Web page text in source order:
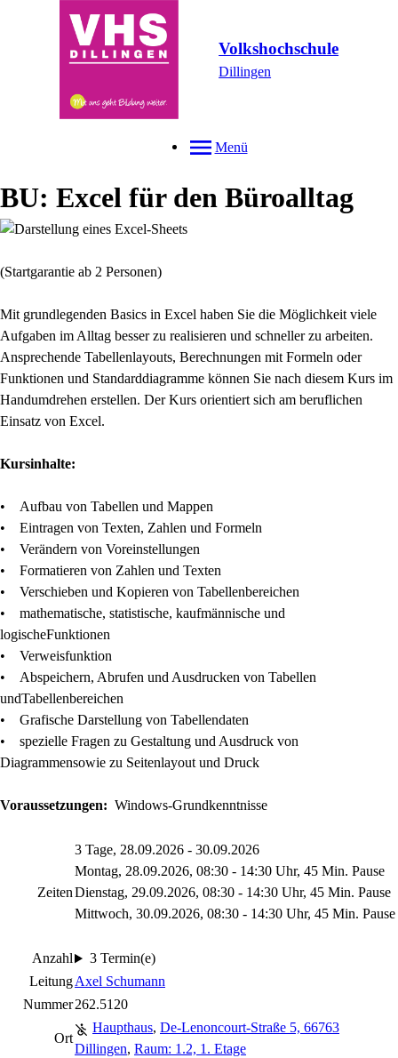
Volkshochschule
Dillingen
Menü
BU: Excel für den Büroalltag
(Startgarantie ab 2 Personen)
Mit grundlegenden Basics in Excel haben Sie die Möglichkeit viele
Aufgaben im Alltag besser zu realisieren und schneller zu arbeiten.
Ansprechende Tabellenlayouts, Berechnungen mit Formeln oder
Funktionen und Standarddiagramme können Sie nach diesem Kurs im
Handumdrehen erstellen. Der Kurs orientiert sich am beruflichen
Einsatz von Excel.
Kursinhalte:
• Aufbau von Tabellen und Mappen
• Eintragen von Texten, Zahlen und Formeln
• Verändern von Voreinstellungen
• Formatieren von Zahlen und Texten
• Verschieben und Kopieren von Tabellenbereichen
• mathematische, statistische, kaufmännische und
logischeFunktionen
• Verweisfunktion
• Abspeichern, Abrufen und Ausdrucken von Tabellen
undTabellenbereichen
• Grafische Darstellung von Tabellendaten
• spezielle Fragen zu Gestaltung und Ausdruck von
Diagrammensowie zu Seitenlayout und Druck
Voraussetzungen: Windows-Grundkenntnisse
Zeiten
3 Tage, 28.09.2026 - 30.09.2026
Montag, 28.09.2026, 08:30 - 14:30 Uhr, 45 Min. Pause
Dienstag, 29.09.2026, 08:30 - 14:30 Uhr, 45 Min. Pause
Mittwoch, 30.09.2026, 08:30 - 14:30 Uhr, 45 Min. Pause
Anzahl
3 Termin(e)
LeitungAxel Schumann
Nummer262.5120
Ort
Haupthaus, De-Lenoncourt-Straße 5, 66763
Dillingen, Raum: 1.2, 1. Etage